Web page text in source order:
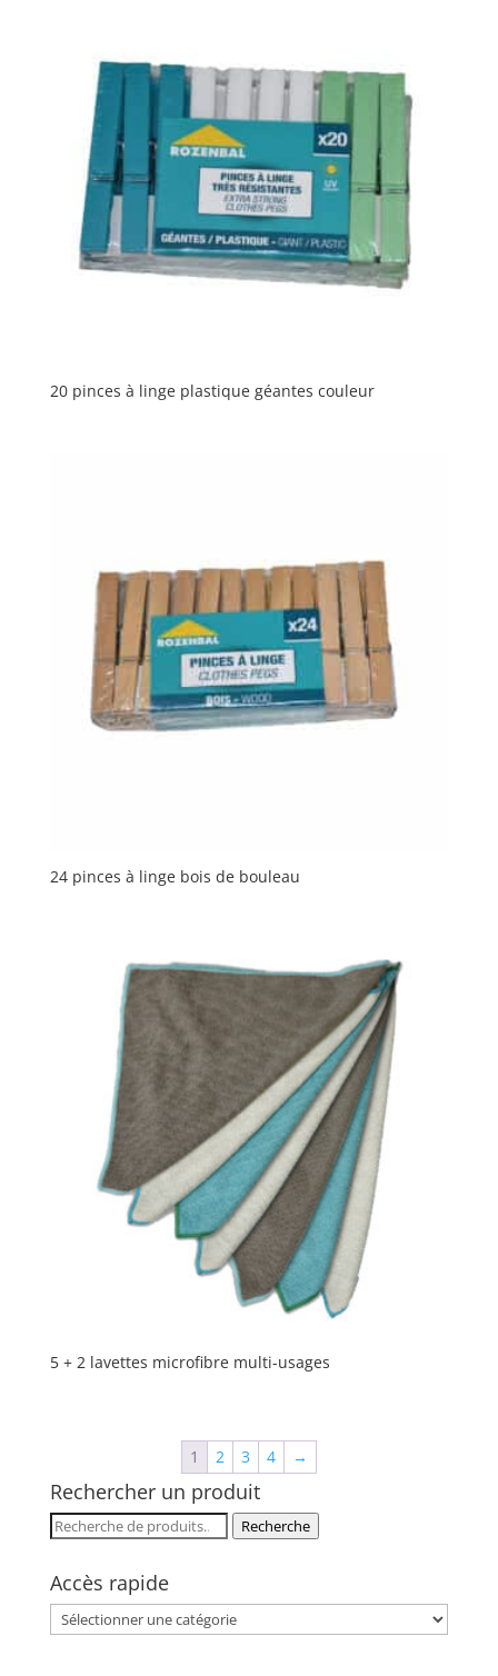
20 pinces à linge plastique géantes couleur
24 pinces à linge bois de bouleau
5 + 2 lavettes microfibre multi-usages
1 2 3 4 →
Rechercher un produit
Recherche
Recherche
Accès rapide